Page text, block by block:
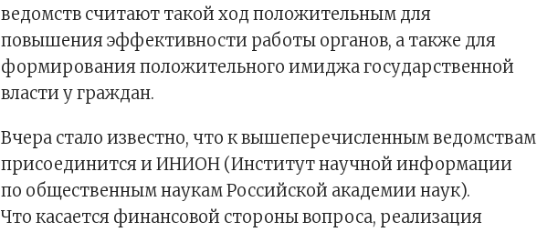
ведомств считают такой ход положительным для
повышения эффективности работы органов, а также для
формирования положительного имиджа государственной
власти у граждан.
Вчера стало известно, что к вышеперечисленным ведомствам
присоединится и ИНИОН (Институт научной информации
по общественным наукам Российской академии наук).
Что касается финансовой стороны вопроса, реализация